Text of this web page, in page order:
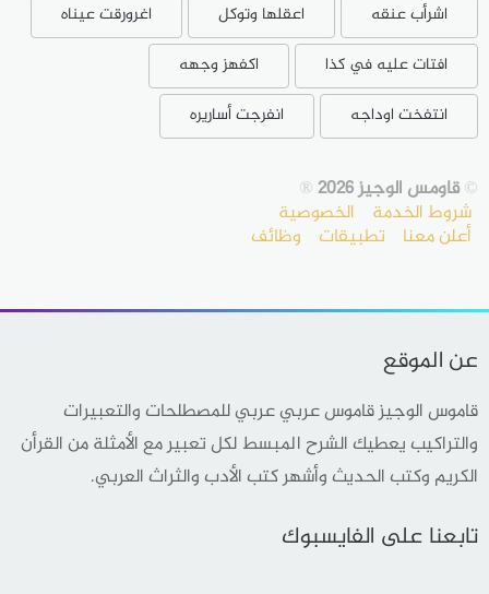
اشرأب عنقه
اعقلها وتوكل
اغرورقت عيناه
افتات عليه في كذا
اكفهز وجهه
انتفخت اوداجه
انفرجت أساريره
©قاومس الوجيز 2026 ®
شروط الخدمة الخصوصية
أعلن معنا تطبيقات وظائف
عن الموقع
قاموس الوجيز قاموس عربي عربي للمصطلحات والتعبيرات
والتراكيب يعطيك الشرح المبسط لكل تعبير مع الأمثلة من القرأن
الكريم وكتب الحديث وأشهر كتب الأدب والثراث العربي.
تابعنا على الفايسبوك